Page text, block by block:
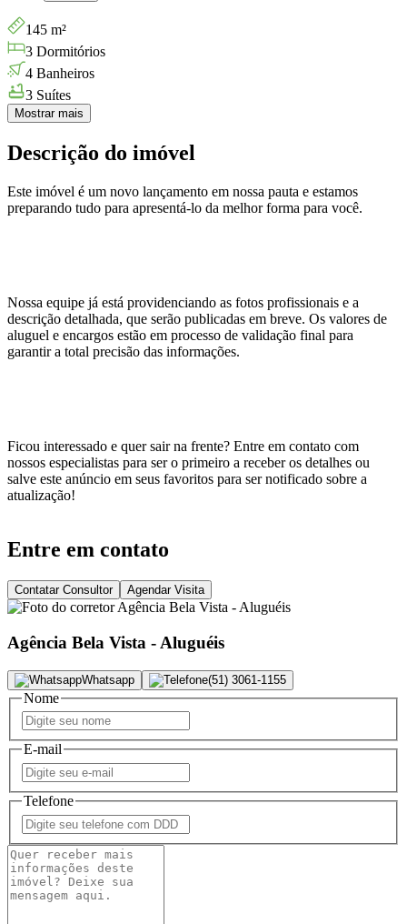
145 m²
3 Dormitórios
4 Banheiros
3 Suítes
Mostrar mais
Descrição do imóvel
Este imóvel é um novo lançamento em nossa pauta e estamos
preparando tudo para apresentá-lo da melhor forma para você.
Nossa equipe já está providenciando as fotos profissionais e a
descrição detalhada, que serão publicadas em breve. Os valores de
aluguel e encargos estão em processo de validação final para
garantir a total precisão das informações.
Ficou interessado e quer sair na frente? Entre em contato com
nossos especialistas para ser o primeiro a receber os detalhes ou
salve este anúncio em seus favoritos para ser notificado sobre a
atualização!
Entre em contato
Contatar Consultor Agendar Visita
Agência Bela Vista - Aluguéis
Whatsapp (51) 3061-1155
Nome
E-mail
Telefone